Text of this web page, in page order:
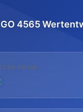
4565
PREIS